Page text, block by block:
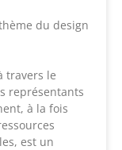
du design
travers le
représentants
à la fois
est un